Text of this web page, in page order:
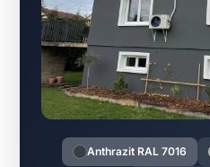
Anthrazit RAL 7016